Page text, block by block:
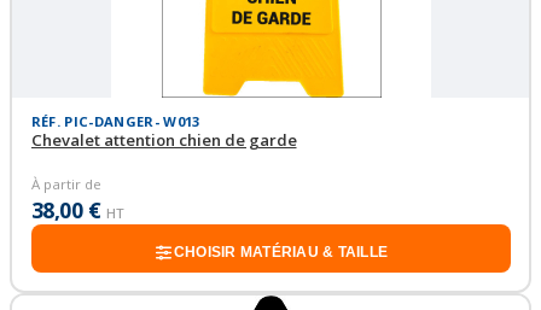
RÉF. PIC-DANGER- W013
Chevalet attention chien de garde
À partir de
38,00 € HT
CHOISIR MATÉRIAU & TAILLE